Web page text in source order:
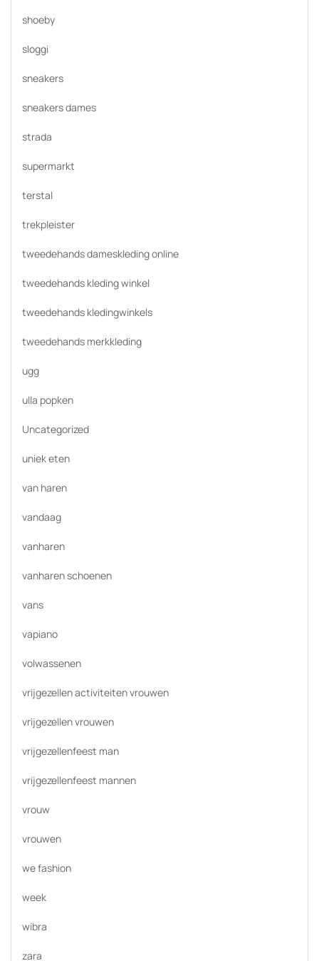
shoeby
sloggi
sneakers
sneakers dames
strada
supermarkt
terstal
trekpleister
tweedehands dameskleding online
tweedehands kleding winkel
tweedehands kledingwinkels
tweedehands merkkleding
ugg
ulla popken
Uncategorized
uniek eten
van haren
vandaag
vanharen
vanharen schoenen
vans
vapiano
volwassenen
vrijgezellen activiteiten vrouwen
vrijgezellen vrouwen
vrijgezellenfeest man
vrijgezellenfeest mannen
vrouw
vrouwen
we fashion
week
wibra
zara